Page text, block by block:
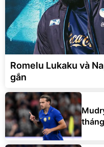
Romelu Lukaku và
gắn